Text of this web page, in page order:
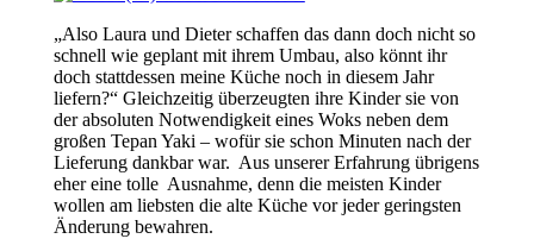
„Also Laura und Dieter schaffen das dann doch nicht so
schnell wie geplant mit ihrem Umbau, also könnt ihr
doch stattdessen meine Küche noch in diesem Jahr
liefern?“ Gleichzeitig überzeugten ihre Kinder sie von
der absoluten Notwendigkeit eines Woks neben dem
großen Tepan Yaki – wofür sie schon Minuten nach der
Lieferung dankbar war. Aus unserer Erfahrung übrigens
eher eine tolle Ausnahme, denn die meisten Kinder
wollen am liebsten die alte Küche vor jeder geringsten
Änderung bewahren.